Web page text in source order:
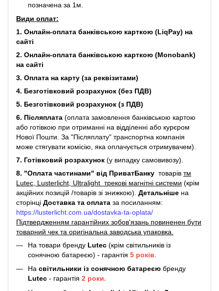
позначена за 1м.
Види оплат:
1. Онлайн-оплата банківською карткою (LiqPay) на
сайті
2. Онлайн-оплата банківською карткою (Monobank)
на сайті
3. Оплата на карту (за реквізитами)
4. Безготівковий розрахунок (без ПДВ)
5. Безготівковий розрахунок (з ПДВ)
6. Післяплата (оплата замовлення банківською картою
або готівкою при отриманні на відділенні або курєром
Нової Пошти. За "Післяплату" транспортна компанія
може стягувати комісію, яка оплачується отримувачем).
7. Готівковий розрахунок (у випадку самовивозу).
8. "Оплата частинами" від ПриватБанку товарів тм
Lutec, Lusterlicht, Ultralight трекові магнітні системи (крім
акційних позицій /товарів зі знижкою). Детальніше на
сторінці Доставка та оплата за посиланням:
https://lusterlicht.com.ua/dostavka-ta-oplata/
Підтвердженням гарантійних зобов'язань повиненен бути
товарний чек та оригінальна заводська упаковка.
На товари бренду Lutec (крім світильників із
сонячною батареєю) - гарантія 5 років
На світильники із сонячною батареєю бренду
Lutec - гарантія 2 роки.